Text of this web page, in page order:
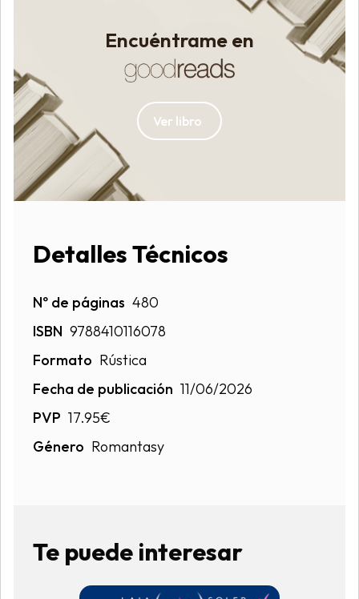
Encuéntrame en
Ver libro
Detalles Técnicos
Nº de páginas 480
ISBN 9788410116078
Formato Rústica
Fecha de publicación 11/06/2026
PVP 17.95€
Género Romantasy
Te puede interesar